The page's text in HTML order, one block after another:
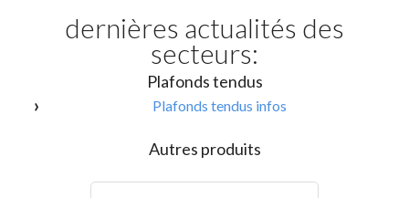
dernières actualités des
secteurs:
Plafonds tendus
Plafonds tendus infos
Autres produits